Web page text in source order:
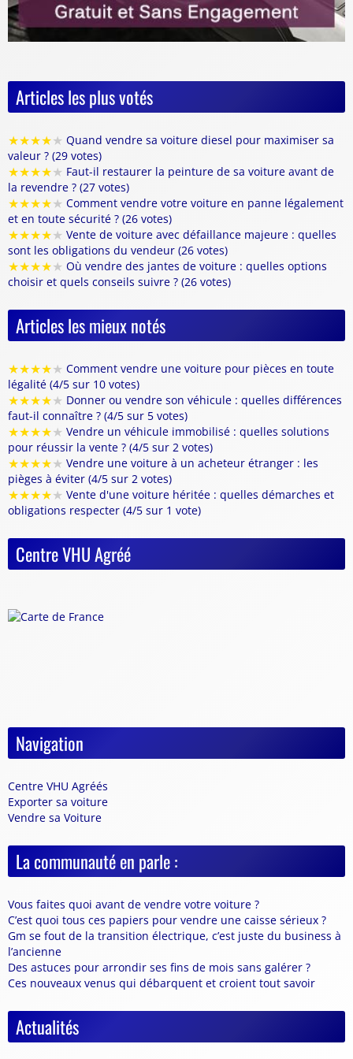
Articles les plus votés
★★★★★ Quand vendre sa voiture diesel pour maximiser sa
valeur ? (29 votes)
★★★★★ Faut-il restaurer la peinture de sa voiture avant de
la revendre ? (27 votes)
★★★★★ Comment vendre votre voiture en panne légalement
et en toute sécurité ? (26 votes)
★★★★★ Vente de voiture avec défaillance majeure : quelles
sont les obligations du vendeur (26 votes)
★★★★★ Où vendre des jantes de voiture : quelles options
choisir et quels conseils suivre ? (26 votes)
Articles les mieux notés
★★★★★ Comment vendre une voiture pour pièces en toute
légalité (4/5 sur 10 votes)
★★★★★ Donner ou vendre son véhicule : quelles différences
faut-il connaître ? (4/5 sur 5 votes)
★★★★★ Vendre un véhicule immobilisé : quelles solutions
pour réussir la vente ? (4/5 sur 2 votes)
★★★★★ Vendre une voiture à un acheteur étranger : les
pièges à éviter (4/5 sur 2 votes)
★★★★★ Vente d'une voiture héritée : quelles démarches et
obligations respecter (4/5 sur 1 vote)
Centre VHU Agréé
Navigation
Centre VHU Agréés
Exporter sa voiture
Vendre sa Voiture
La communauté en parle :
Vous faites quoi avant de vendre votre voiture ?
C’est quoi tous ces papiers pour vendre une caisse sérieux ?
Gm se fout de la transition électrique, c’est juste du business à
l’ancienne
Des astuces pour arrondir ses fins de mois sans galérer ?
Ces nouveaux venus qui débarquent et croient tout savoir
Actualités